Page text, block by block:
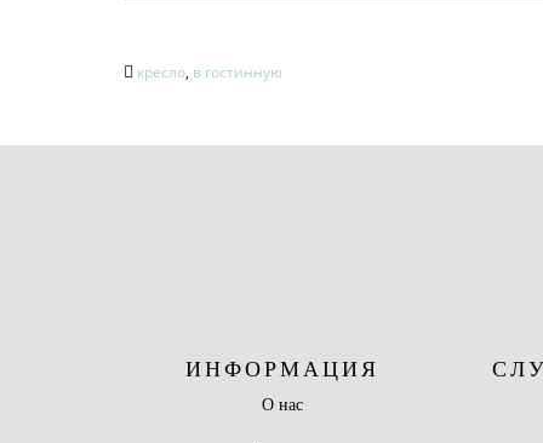
кресло, в гостинную
ИНФОРМАЦИЯ
О нас